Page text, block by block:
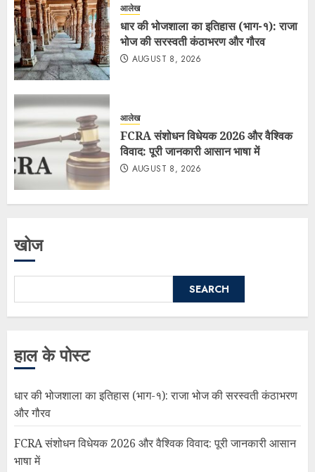
आलेख
धार की भोजशाला का इतिहास (भाग-१): राजा
भोज की सरस्वती कंठाभरण और गौरव
AUGUST 8, 2026
आलेख
FCRA संशोधन विधेयक 2026 और वैश्विक
विवाद: पूरी जानकारी आसान भाषा में
AUGUST 8, 2026
खोज
SEARCH
हाल के पोस्ट
धार की भोजशाला का इतिहास (भाग-१): राजा भोज की सरस्वती कंठाभरण
और गौरव
FCRA संशोधन विधेयक 2026 और वैश्विक विवाद: पूरी जानकारी आसान
भाषा में